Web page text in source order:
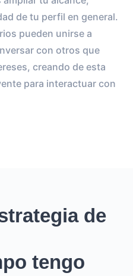
de tu perfil en general.
pueden unirse a
con otros que
creando de esta
para interactuar con
de
tengo